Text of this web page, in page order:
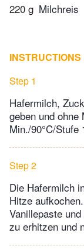
220 g Milchreis
INSTRUCTIONS
Step 1
Hafermilch,
geben und
Min./90°C/Stufe
Step 2
Die Hafermilch
Hitze
Vanillepaste
zu erhitzen und